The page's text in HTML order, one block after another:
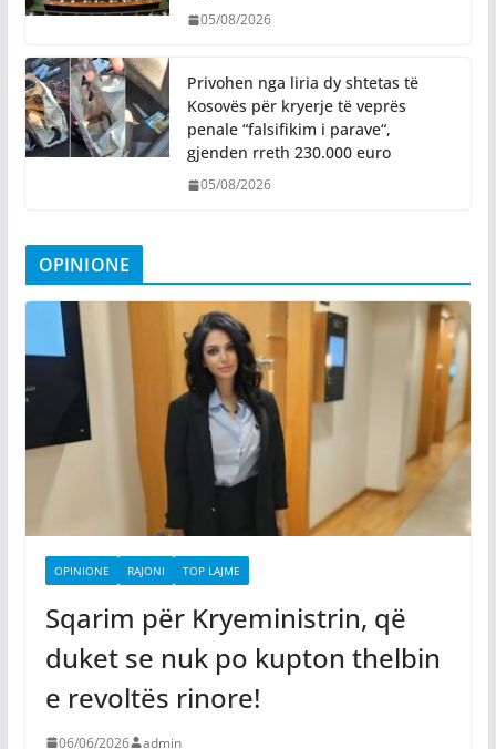
05/08/2026
Privohen nga liria dy shtetas të
Kosovës për kryerje të veprës
penale “falsifikim i parave“,
gjenden rreth 230.000 euro
05/08/2026
OPINIONE
OPINIONE RAJONI TOP LAJME
Sqarim për Kryeministrin, që
duket se nuk po kupton thelbin
e revoltës rinore!
06/06/2026 admin